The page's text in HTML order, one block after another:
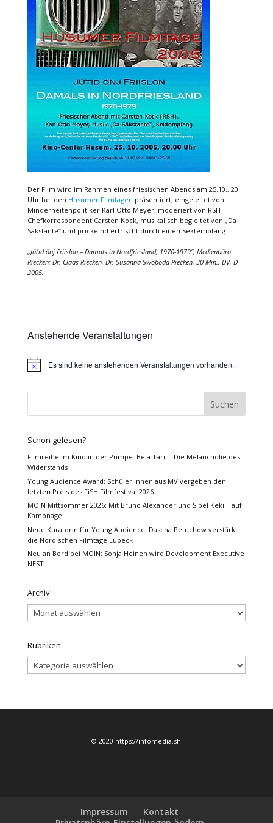
Der Film wird im Rahmen eines friesischen Abends am 25.10., 20
Uhr bei den Husumer Filmtagen präsentiert, eingeleitet von
Minderheitenpolitiker Karl Otto Meyer, moderiert von RSH-
Chefkorrespondent Carsten Kock, musikalisch begleitet von „Da
Säkstante“ und prickelnd erfrischt durch einen Sektempfang.
„Jütid önj Friislon – Damals in Nordfriesland, 1970-1979“, Medienbüro
Riecken: Dr. Claas Riecken, Dr. Susanna Swoboda-Riecken, 30 Min., DV, D
2005.
Anstehende Veranstaltungen
HinweisEs sind keine anstehenden Veranstaltungen vorhanden.
Schon gelesen?
Filmreihe im Kino in der Pumpe: Béla Tarr – Die Melancholie des
Widerstands
Young Audience Award: Schüler:innen aus MV vergeben den
letzten Preis des FiSH Filmfestival 2026
MOIN Mittsommer 2026: Mit Bruno Alexander und Sibel Kekilli auf
Kampnagel
Neue Kuratorin für Young Audience: Dascha Petuchow verstärkt
die Nordischen Filmtage Lübeck
Neu an Bord bei MOIN: Sonja Heinen wird Development Executive
NEST
Archiv
Archiv
Rubriken
Rubriken
© 2020 https://infomedia.sh
Impressum
Kontakt